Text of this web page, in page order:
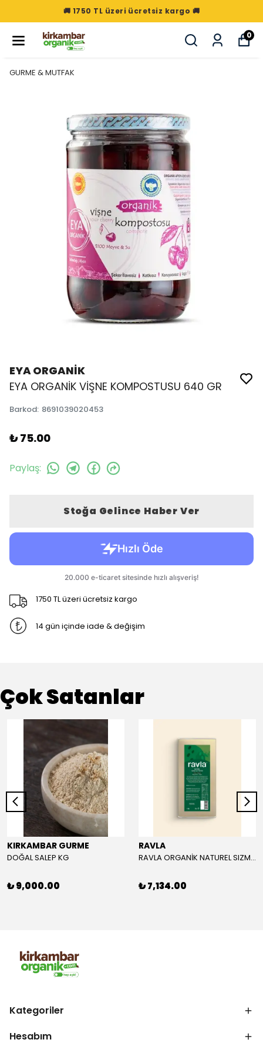
🚚 1750 TL üzeri ücretsiz kargo 🚚
0
GURME & MUTFAK
EYA ORGANİK
EYA ORGANİK VİŞNE KOMPOSTUSU 640 GR
Barkod: 8691039020453
₺ 75.00
Paylaş:
Stoğa Gelince Haber Ver
1750 TL üzeri ücretsiz kargo
14 gün içinde iade & değişim
Çok Satanlar
KIRKAMBAR GURME
DOĞAL SALEP KG
₺ 9,000.00
RAVLA
RAVLA ORGANİK NATUREL SIZMA ZEYTİNYAĞI 5L
₺ 7,134.00
Kategoriler
Hesabım